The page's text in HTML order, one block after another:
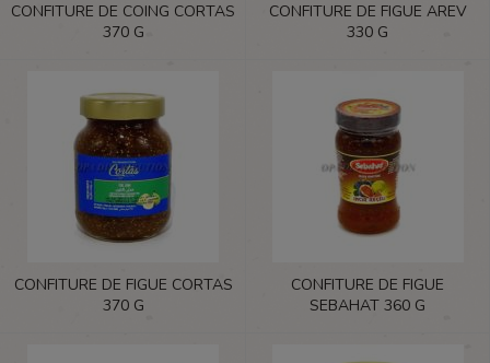
CONFITURE DE COING CORTAS
370 G
CONFITURE DE FIGUE AREV
330 G
CONFITURE DE FIGUE CORTAS
370 G
CONFITURE DE FIGUE
SEBAHAT 360 G